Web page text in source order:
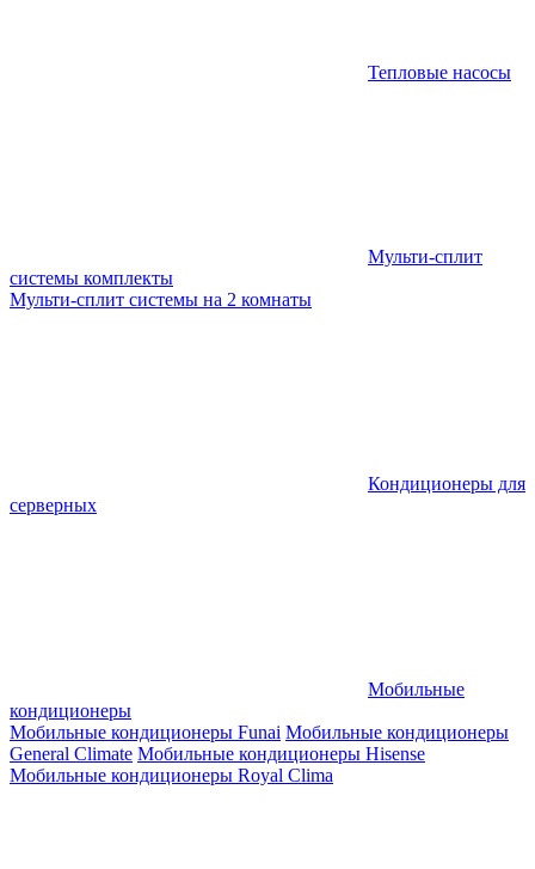
Тепловые насосы
Мульти-сплит
системы комплекты
Мульти-сплит системы на 2 комнаты
Кондиционеры для
серверных
Мобильные
кондиционеры
Мобильные кондиционеры Funai Мобильные кондиционеры
General Climate Мобильные кондиционеры Hisense
Мобильные кондиционеры Royal Clima